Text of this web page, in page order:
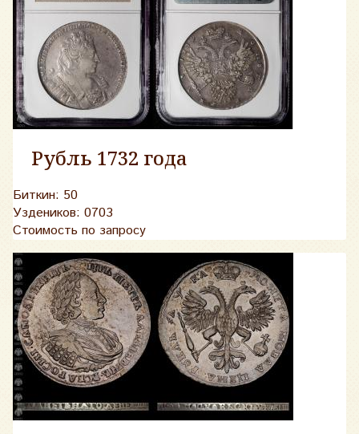
Рубль 1732 года
Биткин: 50
Уздеников: 0703
Стоимость по запросу